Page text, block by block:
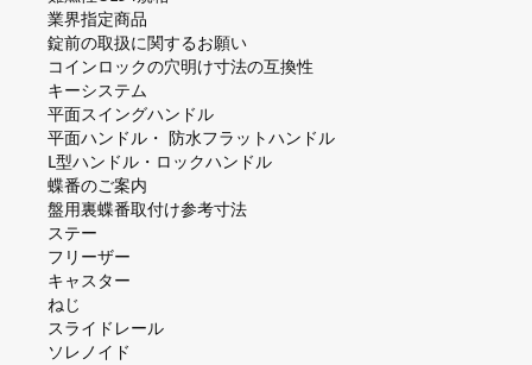
業界指定商品
錠前の取扱に関するお願い
コインロックの⽳明け⼨法の互換性
キーシステム
平⾯スイングハンドル
平⾯ハンドル・ 防⽔フラットハンドル
L型ハンドル・ロックハンドル
蝶番のご案内
盤⽤裏蝶番取付け参考⼨法
ステー
フリーザー
キャスター
ねじ
スライドレール
ソレノイド